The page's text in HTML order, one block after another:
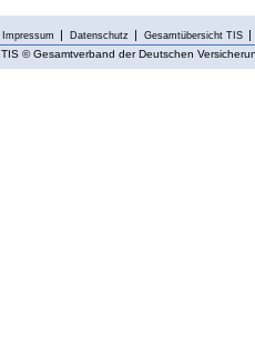
Impressum Datenschutz Gesamtübersicht TIS
TIS © Gesamtverband der Deutschen